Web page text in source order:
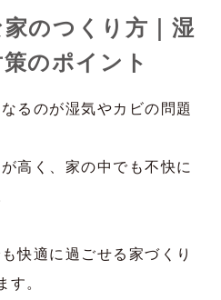
のつくり方｜湿
のポイント
るのが湿気やカビの問題
高く、家の中でも不快に
快適に過ごせる家づくり
す。